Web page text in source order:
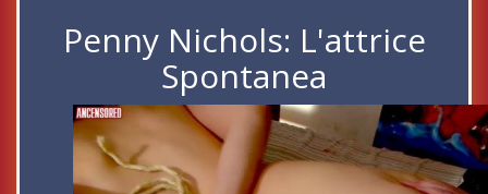
Penny Nichols: L'attrice
Spontanea